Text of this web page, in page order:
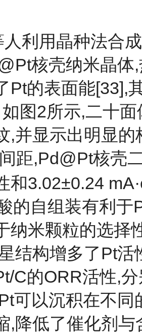
人利用晶种法合
核壳纳米晶
Pt的表面能[33],
图2所示,二十
,并显示出明显
距,Pd@Pt核壳
和3.02±0.24
的自组装有利
纳米颗粒的选择
结构增多了Pt
C的ORR活性,
可以沉积在不
,降低了催化剂